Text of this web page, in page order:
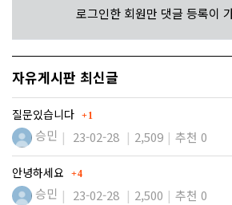
로그인한 회원만 댓글 등록이
자유게시판 최신글
질문있습니다 댓글
1
승민 23-02-28 2,509 추천 0
안녕하세요 댓글
4
승민 23-02-28 2,500 추천 0